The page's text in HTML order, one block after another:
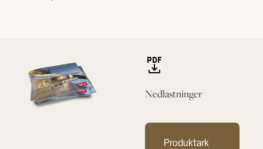
Nedlastninger
Produktark